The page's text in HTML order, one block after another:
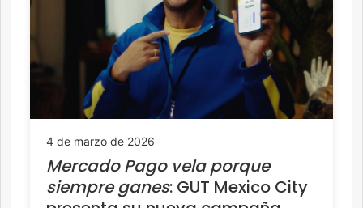
4 de marzo de 2026
Mercado Pago vela porque
siempre ganes: GUT Mexico City